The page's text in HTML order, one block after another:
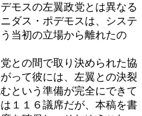
モスの左翼政党とは異なる
ダス・ポデモスは、システ
当初の立場から離れたの
との間で取り決められた協
って彼には、左翼との決裂
という準備が完全にできて
１１６議席だが、本稿を書